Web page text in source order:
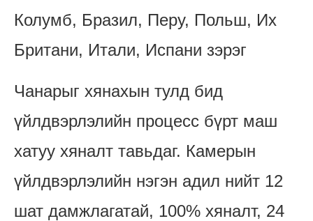
Колумб, Бразил, Перу, Польш, Их
Британи, Итали, Испани зэрэг
Чанарыг хянахын тулд бид
үйлдвэрлэлийн процесс бүрт маш
хатуу хяналт тавьдаг. Камерын
үйлдвэрлэлийн нэгэн адил нийт 12
шат дамжлагатай, 100% хяналт, 24